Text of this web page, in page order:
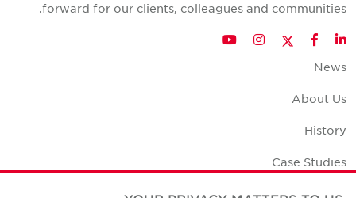
forward for our clients, colleagues and communities.
LinkedIn
Facebook
Twitter
Instagram
YouTube
News
About Us
History
Case Studies
Office Space Calculator